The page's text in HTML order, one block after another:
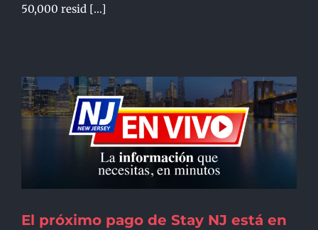
50,000 resid [...]
El próximo pago de Stay NJ está en